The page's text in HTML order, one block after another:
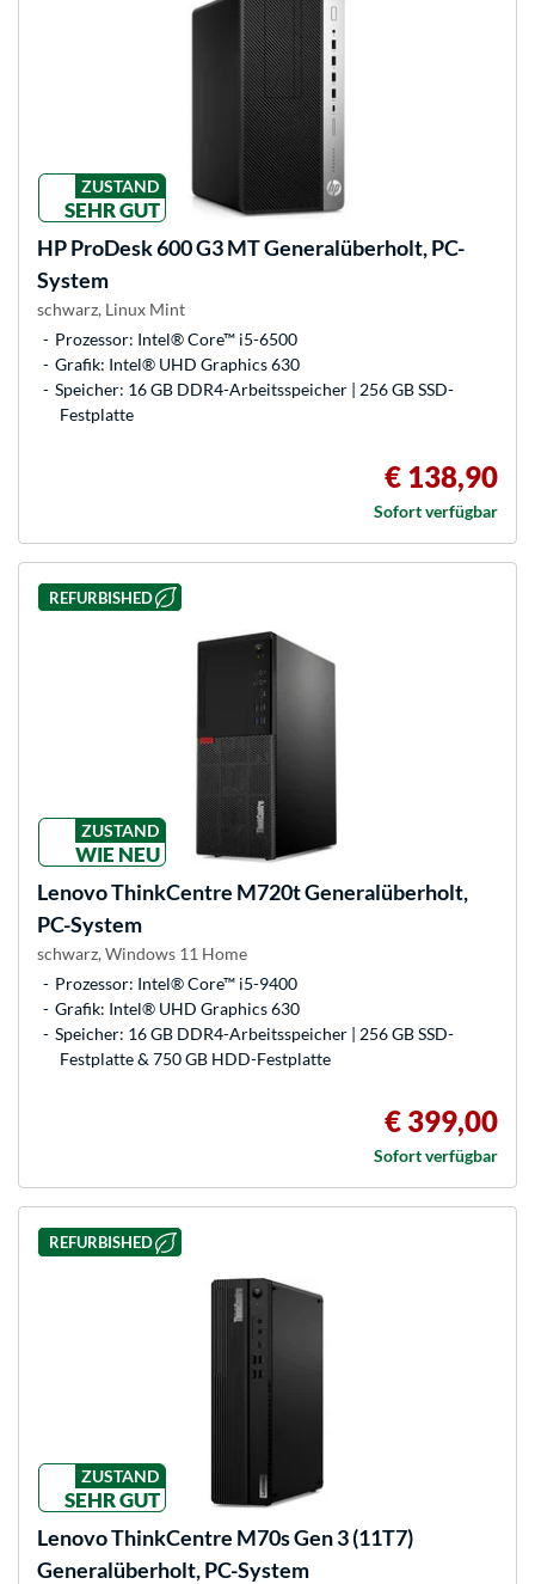
ZUSTAND
SEHR GUT
HPProDesk 600 G3 MT Generalüberholt, PC-
System
schwarz, Linux Mint
Prozessor: Intel® Core™ i5-6500
Grafik: Intel® UHD Graphics 630
Speicher: 16 GB DDR4-Arbeitsspeicher | 256 GB SSD-
Festplatte
€ 138,90
Sofort verfügbar
REFURBISHED
ZUSTAND
WIE NEU
LenovoThinkCentre M720t Generalüberholt,
PC-System
schwarz, Windows 11 Home
Prozessor: Intel® Core™ i5-9400
Grafik: Intel® UHD Graphics 630
Speicher: 16 GB DDR4-Arbeitsspeicher | 256 GB SSD-
Festplatte & 750 GB HDD-Festplatte
€ 399,00
Sofort verfügbar
REFURBISHED
ZUSTAND
SEHR GUT
LenovoThinkCentre M70s Gen 3 (11T7)
Generalüberholt, PC-System